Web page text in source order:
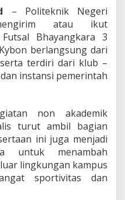
– Politeknik Negeri
atau ikut
Bhayangkara 3
berlangsung dari
terdiri dari klub –
instansi pemerintah
non akademik
turut ambil bagian
ini juga menjadi
untuk menambah
lingkungan kampus
sportivitas dan